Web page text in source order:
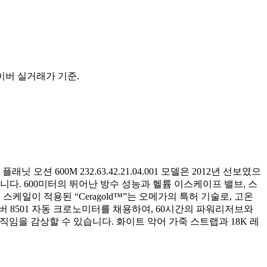
버 실거래가 기준.
닛 오션 600M 232.63.42.21.04.001 모델은 2012년 선보였으
다. 600미터의 뛰어난 방수 성능과 헬륨 이스케이프 밸브, 스
케일이 적용된 “Ceragold™”는 오메가의 특허 기술로, 고온
8501 자동 크로노미터를 채용하여, 60시간의 파워리저브와
을 감상할 수 있습니다. 화이트 악어 가죽 스트랩과 18K 레